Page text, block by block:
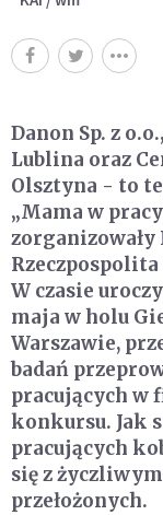
Danon Sp. z
Lublina oraz
Olsztyna - to
„Mama w
zorganizowały
W czasie
maja w holu
Warszawie,
badań
pracujących w
konkursu. Jak
pracujących
się z
przełożonych.